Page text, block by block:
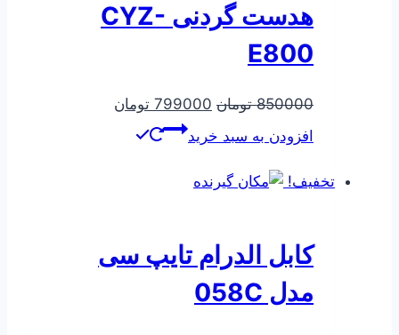
هدست گردنی CYZ-
E800
850000 تومان قیمت
اصلی
بود.
799000 تومان
افزودن به سبد خرید
تخفیف!
کابل الدرام تایپ سی
مدل 058C